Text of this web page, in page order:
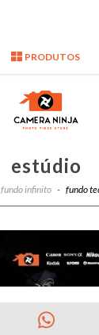
PRODUTOS
estúdio
fundo infinito - fundo